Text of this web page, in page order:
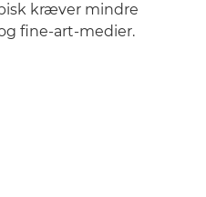
kræver mindre
fine-art-medier.